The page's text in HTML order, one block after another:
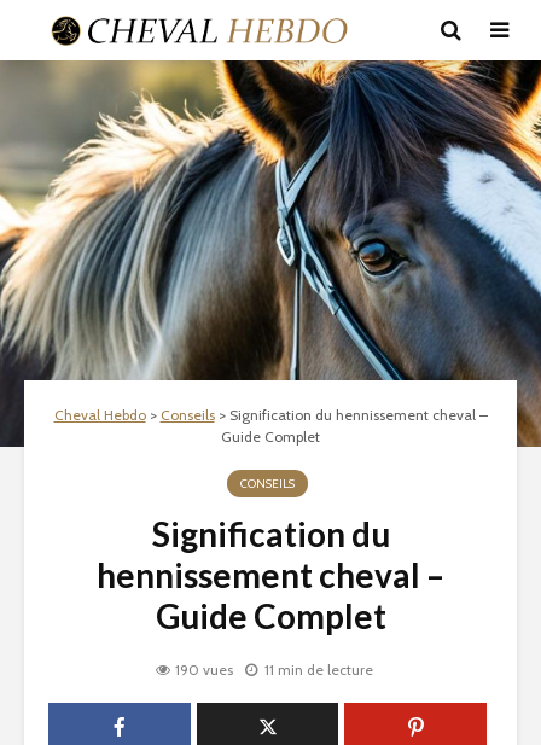
Cheval Hebdo> Conseils> Signification du hennissement cheval –
Guide Complet
CONSEILS
Signification du
hennissement cheval –
Guide Complet
190 vues 11 min de lecture